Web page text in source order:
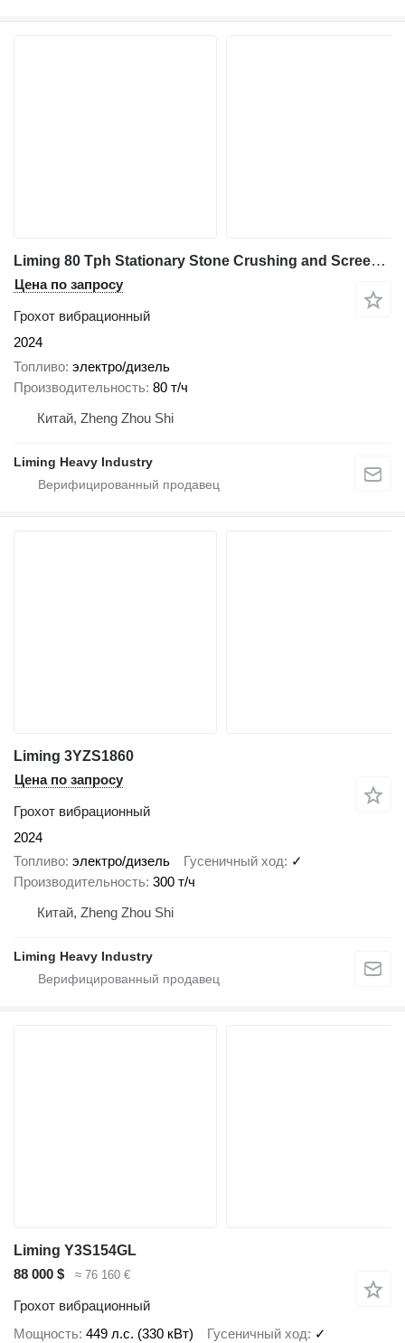
Liming 80 Tph Stationary Stone Crushing and Screening Plant
Цена по запросу
Грохот вибрационный
2024
Топливо электро/дизель
Производительность 80 т/ч
Китай, Zheng Zhou Shi
Liming Heavy Industry
Liming 3YZS1860
Цена по запросу
Грохот вибрационный
2024
Топливо электро/дизель Гусеничный ход
✓
Производительность 300 т/ч
Китай, Zheng Zhou Shi
Liming Heavy Industry
Liming Y3S154GL
88 000 $
≈ 76 160 €
Грохот вибрационный
Мощность 449 л.с. (330 кВт) Гусеничный ход
✓